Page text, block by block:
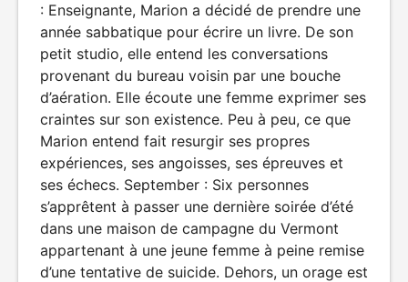
: Enseignante, Marion a décidé de prendre une
année sabbatique pour écrire un livre. De son
petit studio, elle entend les conversations
provenant du bureau voisin par une bouche
d’aération. Elle écoute une femme exprimer ses
craintes sur son existence. Peu à peu, ce que
Marion entend fait resurgir ses propres
expériences, ses angoisses, ses épreuves et
ses échecs. September : Six personnes
s’apprêtent à passer une dernière soirée d’été
dans une maison de campagne du Vermont
appartenant à une jeune femme à peine remise
d’une tentative de suicide. Dehors, un orage est